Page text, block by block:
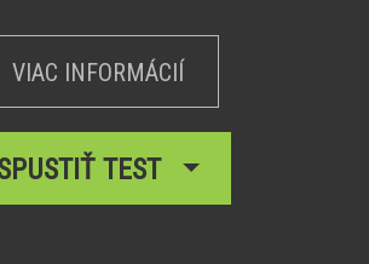
VIAC INFORMÁCIÍ
TEST